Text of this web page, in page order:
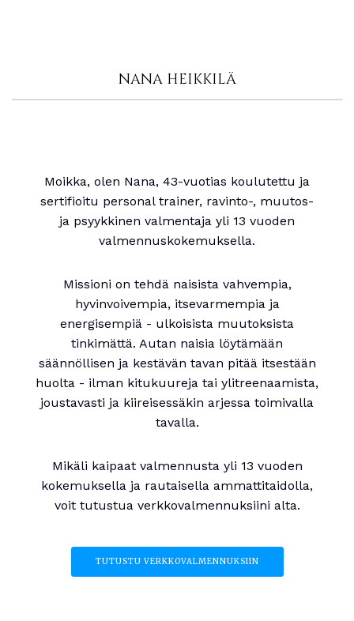
NANA HEIKKILÄ
Moikka, olen Nana, 43-vuotias koulutettu ja
sertifioitu personal trainer, ravinto-, muutos-
ja psyykkinen valmentaja yli 13 vuoden
valmennuskokemuksella.
Missioni on tehdä naisista vahvempia,
hyvinvoivempia, itsevarmempia ja
energisempiä - ulkoisista muutoksista
tinkimättä. Autan naisia löytämään
säännöllisen ja kestävän tavan pitää itsestään
huolta - ilman kitukuureja tai ylitreenaamista,
joustavasti ja kiireisessäkin arjessa toimivalla
tavalla.
Mikäli kaipaat valmennusta yli 13 vuoden
kokemuksella ja rautaisella ammattitaidolla,
voit tutustua verkkovalmennuksiini alta.
TUTUSTU VERKKOVALMENNUKSIIN